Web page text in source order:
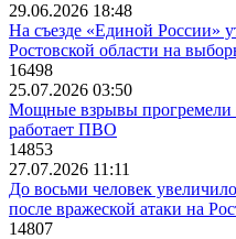
29.06.2026 18:48
На съезде «Единой России»
Ростовской области на
16498
25.07.2026 03:50
Мощные взрывы прогремели
работает ПВО
14853
27.07.2026 11:11
До восьми человек
после вражеской атаки на
14807